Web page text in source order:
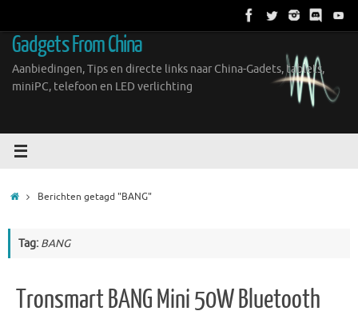
inhoud
Gadgets From China
Aanbiedingen, Tips en directe links naar China-Gadets, tablets,
miniPC, telefoon en LED verlichting
HomeBerichten getagd "BANG"
Tag: BANG
Tronsmart BANG Mini 50W Bluetooth